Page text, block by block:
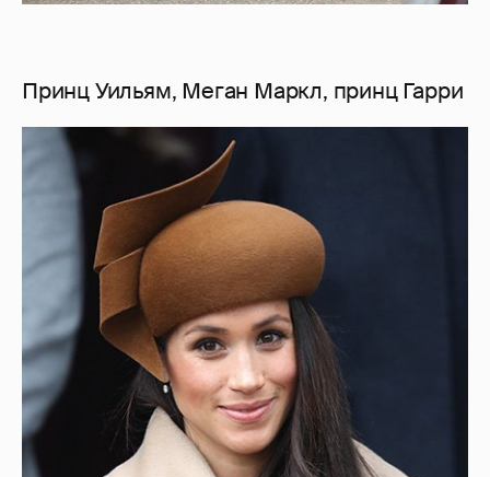
Принц Уильям, Меган Маркл, принц Гарри